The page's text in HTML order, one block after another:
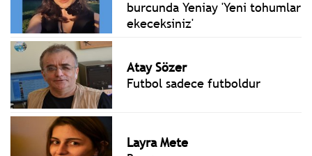
burcunda Yeniay 'Yeni tohumlar
ekeceksiniz'
Atay Sözer
Futbol sadece futboldur
Layra Mete